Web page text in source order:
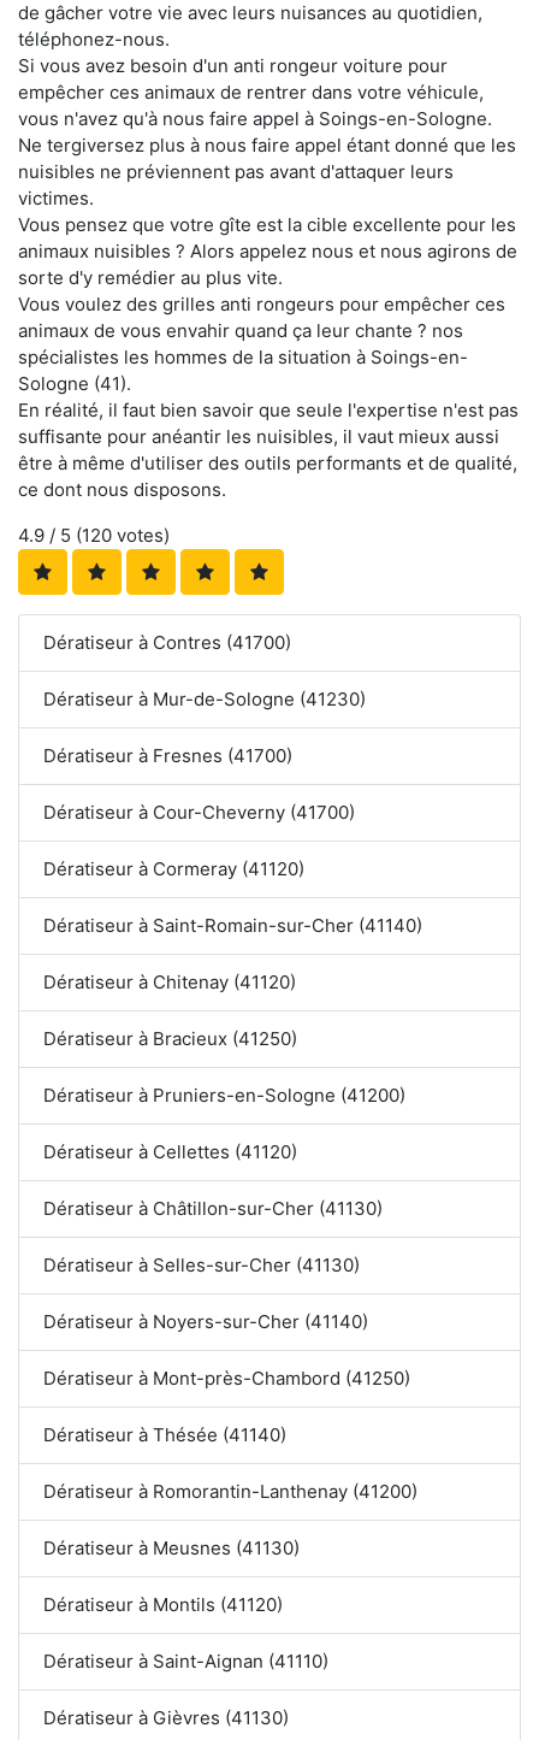
de gâcher votre vie avec leurs nuisances au quotidien,
téléphonez-nous.
Si vous avez besoin d'un anti rongeur voiture pour
empêcher ces animaux de rentrer dans votre véhicule,
vous n'avez qu'à nous faire appel à Soings-en-Sologne.
Ne tergiversez plus à nous faire appel étant donné que les
nuisibles ne préviennent pas avant d'attaquer leurs
victimes.
Vous pensez que votre gîte est la cible excellente pour les
animaux nuisibles ? Alors appelez nous et nous agirons de
sorte d'y remédier au plus vite.
Vous voulez des grilles anti rongeurs pour empêcher ces
animaux de vous envahir quand ça leur chante ? nos
spécialistes les hommes de la situation à Soings-en-
Sologne (41).
En réalité, il faut bien savoir que seule l'expertise n'est pas
suffisante pour anéantir les nuisibles, il vaut mieux aussi
être à même d'utiliser des outils performants et de qualité,
ce dont nous disposons.
4.9 / 5 (120 votes)
Dératiseur à Contres (41700)
Dératiseur à Mur-de-Sologne (41230)
Dératiseur à Fresnes (41700)
Dératiseur à Cour-Cheverny (41700)
Dératiseur à Cormeray (41120)
Dératiseur à Saint-Romain-sur-Cher (41140)
Dératiseur à Chitenay (41120)
Dératiseur à Bracieux (41250)
Dératiseur à Pruniers-en-Sologne (41200)
Dératiseur à Cellettes (41120)
Dératiseur à Châtillon-sur-Cher (41130)
Dératiseur à Selles-sur-Cher (41130)
Dératiseur à Noyers-sur-Cher (41140)
Dératiseur à Mont-près-Chambord (41250)
Dératiseur à Thésée (41140)
Dératiseur à Romorantin-Lanthenay (41200)
Dératiseur à Meusnes (41130)
Dératiseur à Montils (41120)
Dératiseur à Saint-Aignan (41110)
Dératiseur à Gièvres (41130)